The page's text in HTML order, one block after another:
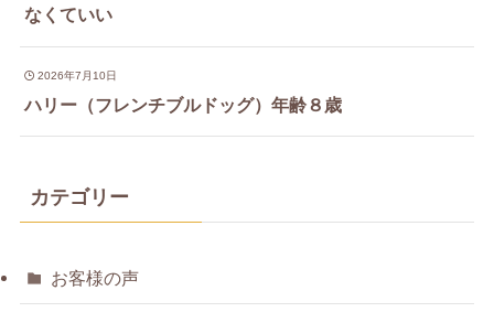
なくていい
2026年7月10日
ハリー（フレンチブルドッグ）年齢８歳
カテゴリー
お客様の声